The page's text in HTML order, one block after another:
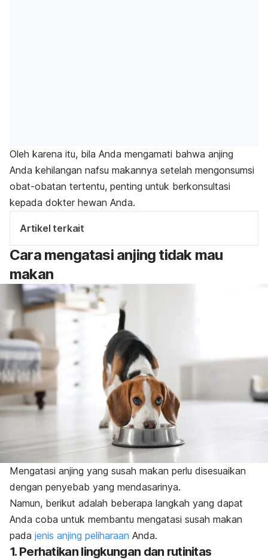
Oleh karena itu, bila Anda mengamati bahwa anjing
Anda kehilangan nafsu makannya setelah mengonsumsi
obat-obatan tertentu, penting untuk berkonsultasi
kepada dokter hewan Anda.
Artikel terkait
Cara mengatasi anjing tidak mau
makan
Mengatasi anjing yang susah makan perlu disesuaikan
dengan penyebab yang mendasarinya.
Namun, berikut adalah beberapa langkah yang dapat
Anda coba untuk membantu mengatasi susah makan
pada jenis anjing peliharaan Anda.
1. Perhatikan lingkungan dan rutinitas